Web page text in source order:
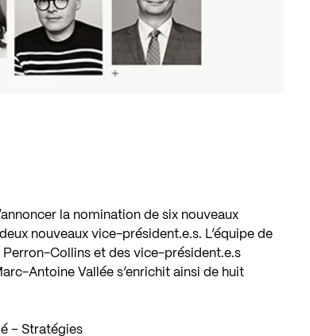
la nomination de six nouveaux
nouveaux vice-président.e.s. L’équipe de
Collins et des vice-président.e.s
Antoine Vallée s’enrichit ainsi de huit
– Stratégies